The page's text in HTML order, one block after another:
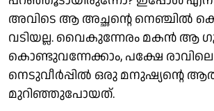
അവിടെ ആ അച്ഛന്റെ നെഞ്ചില്‍
വടിയല്ല. വൈകുന്നേരം മകന്‍ ആ
കൊണ്ടുവന്നേക്കാം, പക്ഷേ
നെടുവീര്‍പ്പില്‍ ഒരു മനുഷ്യന്റെ
മുറിഞ്ഞുപോയത്.